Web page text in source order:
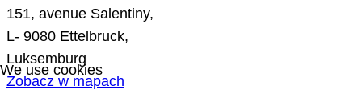
151, avenue Salentiny,
L- 9080 Ettelbruck,
Luksemburg
Zobacz w mapach
We use cookies